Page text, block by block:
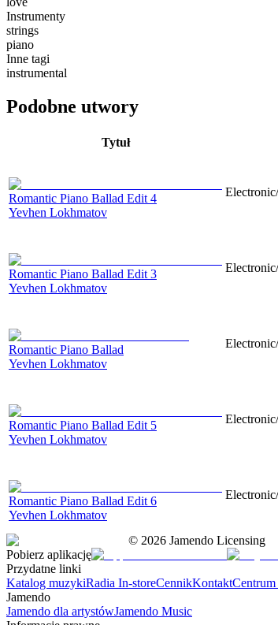
Instrumenty
strings
piano
Inne tagi
instrumental
Podobne utwory
Tytuł
Romantic Piano Ballad Edit 4
Yevhen Lokhmatov
Romantic Piano Ballad Edit 3
Yevhen Lokhmatov
Romantic Piano Ballad
Yevhen Lokhmatov
Romantic Piano Ballad Edit 5
Yevhen Lokhmatov
Romantic Piano Ballad Edit 6
Yevhen Lokhmatov
© 2026 Jamendo Licensing
Pobierz aplikację
Przydatne linki
Katalog muzykiRadia In-storeCennikKontakt
Jamendo
Jamendo dla artystówJamendo Music